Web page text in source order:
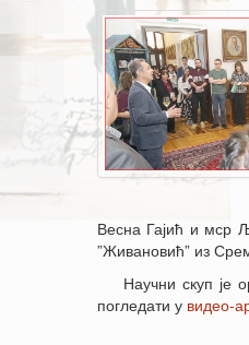
Весна Гајић и мср
”Живановић” из
Научни скуп је
погледати у видео-